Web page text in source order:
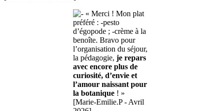
« Merci ! Mon plat
préféré : -pesto
d’égopode ; -crème à la
benoîte. Bravo pour
l’organisation du séjour,
la pédagogie, je repars
avec encore plus de
curiosité, d’envie et
l’amour naissant pour
la botanique! »
[Marie-Emilie.P - Avril